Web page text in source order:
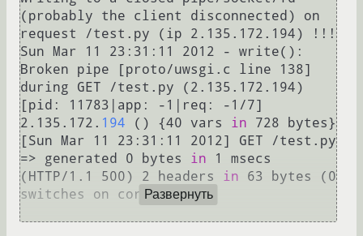
(probably the client disconnected) on
request /test.py (ip 2.135.172.194) !!!
Sun Mar 11 23:31:11 2012 - write():
Broken pipe [proto/uwsgi.c line 138]
during GET /test.py (2.135.172.194)
[pid: 11783|app: -1|req: -1/7]
2.135.172. 194 () {40 vars in 728 bytes}
[Sun Mar 11 23:31:11 2012] GET /test.py
=> generated 0 bytes in 1 msecs
(HTTP/1.1 500) 2 headers in 63 bytes (0
switches on core 0) Развернуть